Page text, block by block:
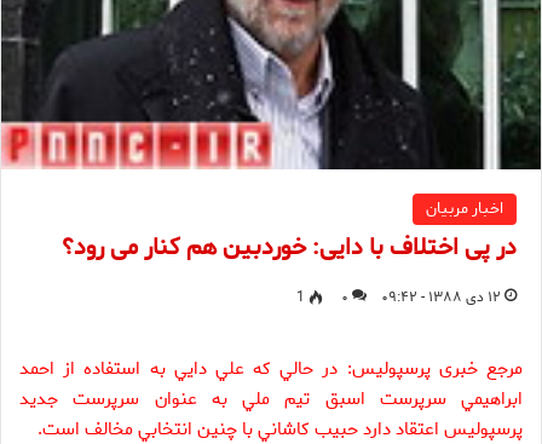
اخبار مربیان
در پی اختلاف با دایی: خوردبین هم کنار می رود؟
۱۲ دی ۱۳۸۸ - ۰۹:۴۲ ۰ 1
مرجع خبری پرسپولیس: در حالي كه علي دايي به استفاده از احمد
ابراهيمي سرپرست اسبق تيم ملي به عنوان سرپرست جديد
پرسپوليس اعتقاد دارد حبيب كاشاني با چنين انتخابي مخالف است.